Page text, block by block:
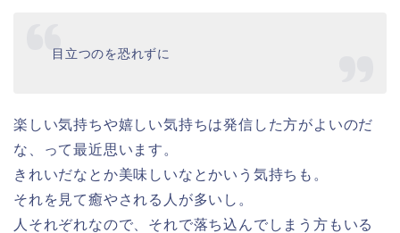
目立つのを恐れずに
楽しい気持ちや嬉しい気持ちは発信した方がよいのだ
な、って最近思います。
きれいだなとか美味しいなとかいう気持ちも。
それを見て癒やされる人が多いし。
人それぞれなので、それで落ち込んでしまう方もいる